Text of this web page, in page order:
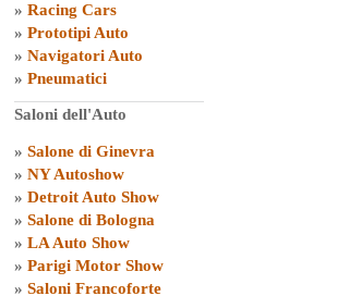
» Racing Cars
» Prototipi Auto
» Navigatori Auto
» Pneumatici
Saloni dell'Auto
» Salone di Ginevra
» NY Autoshow
» Detroit Auto Show
» Salone di Bologna
» LA Auto Show
» Parigi Motor Show
» Saloni Francoforte